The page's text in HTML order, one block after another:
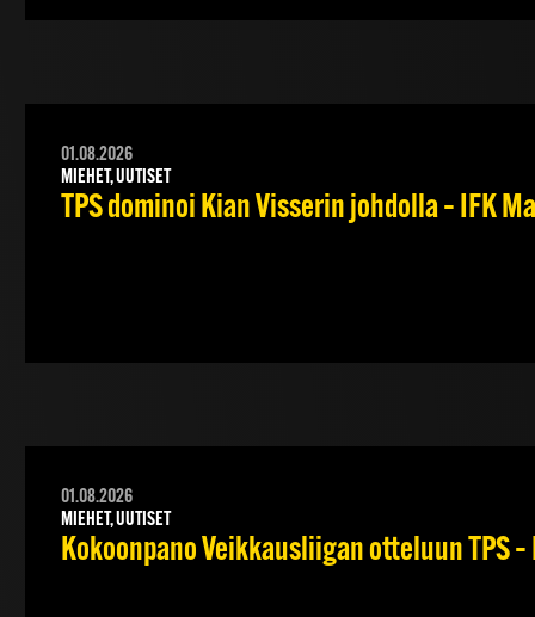
01.08.2026
MIEHET, UUTISET
TPS dominoi Kian Visserin johdolla – IFK
01.08.2026
MIEHET, UUTISET
Kokoonpano Veikkausliigan otteluun TPS